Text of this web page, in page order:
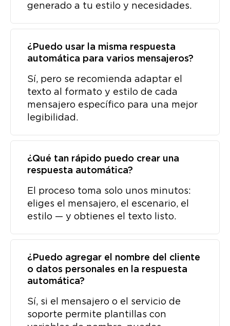
generado a tu estilo y necesidades.
¿Puedo usar la misma respuesta
automática para varios mensajeros?
Sí, pero se recomienda adaptar el
texto al formato y estilo de cada
mensajero específico para una mejor
legibilidad.
¿Qué tan rápido puedo crear una
respuesta automática?
El proceso toma solo unos minutos:
eliges el mensajero, el escenario, el
estilo — y obtienes el texto listo.
¿Puedo agregar el nombre del cliente
o datos personales en la respuesta
automática?
Sí, si el mensajero o el servicio de
soporte permite plantillas con